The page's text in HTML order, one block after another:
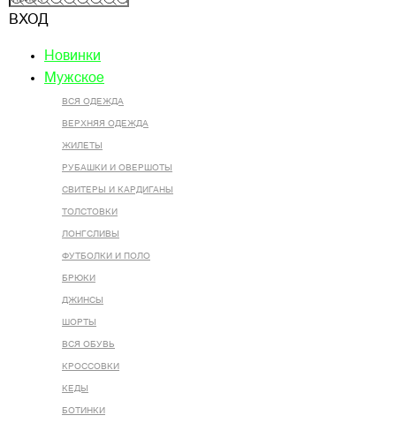
ВХОД
Новинки
Мужское
ВСЯ ОДЕЖДА
ВЕРХНЯЯ ОДЕЖДА
ЖИЛЕТЫ
РУБАШКИ И ОВЕРШОТЫ
СВИТЕРЫ И КАРДИГАНЫ
ТОЛСТОВКИ
ЛОНГСЛИВЫ
ФУТБОЛКИ И ПОЛО
БРЮКИ
ДЖИНСЫ
ШОРТЫ
ВСЯ ОБУВЬ
КРОССОВКИ
КЕДЫ
БОТИНКИ